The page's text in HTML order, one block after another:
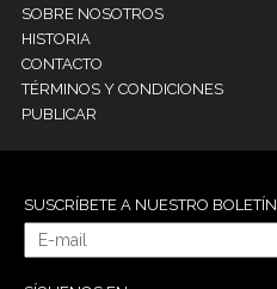
SOBRE NOSOTROS
HISTORIA
CONTACTO
TÉRMINOS Y CONDICIONES
PUBLICAR
SUSCRÍBETE A NUESTRO BOLETÍN